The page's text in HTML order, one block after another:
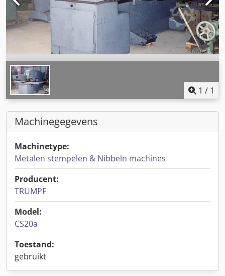
1 / 1
Machinegegevens
Machinetype:
Metalen stempelen & Nibbeln machines
Producent:
TRUMPF
Model:
CS20a
Toestand:
gebruikt